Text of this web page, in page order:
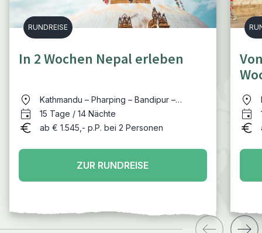
RUNDREISE
In 2 Wochen Nepal erleben
Kathmandu – Pharping – Bandipur –
Pokhara – Chitwan Nationalpark –
Kathmandu
15 Tage / 14 Nächte
ab € 1.545,- p.P. bei 2 Personen
ZUR RUNDREISE